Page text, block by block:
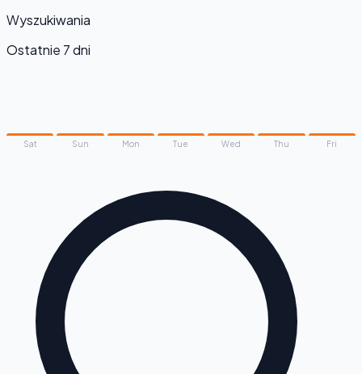
Wyszukiwania
Ostatnie 7 dni
Sat Sun Mon Tue Wed Thu Fri